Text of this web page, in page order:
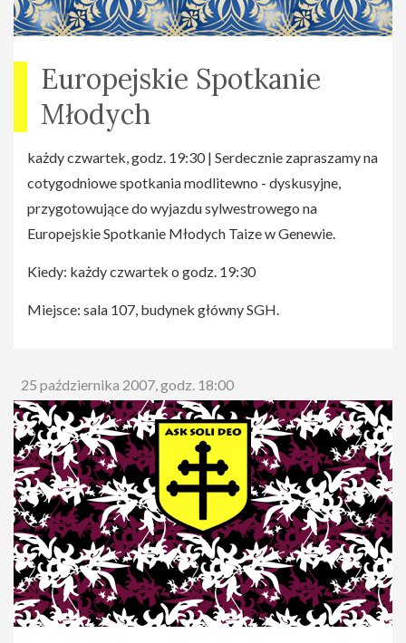
Europejskie Spotkanie
Młodych
każdy czwartek, godz. 19:30 | Serdecznie zapraszamy na
cotygodniowe spotkania modlitewno - dyskusyjne,
przygotowujące do wyjazdu sylwestrowego na
Europejskie Spotkanie Młodych Taize w Genewie.
Kiedy: każdy czwartek o godz. 19:30
Miejsce: sala 107, budynek główny SGH.
25 października 2007, godz. 18:00